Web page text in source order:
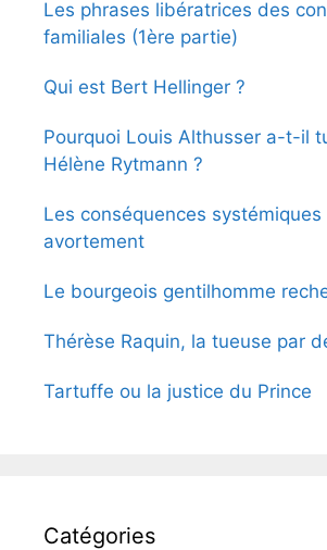
Les phrases libératrices des
familiales (1ère partie)
Qui est Bert Hellinger ?
Pourquoi Louis Althusser a-t-il
Hélène Rytmann ?
Les conséquences systémiques
avortement
Le bourgeois gentilhomme
Thérèse Raquin, la tueuse par
Tartuffe ou la justice du Prince
Catégories